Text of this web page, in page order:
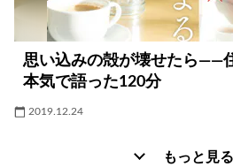
思い込みの殻が壊せたら――
本気で語った120分
2019.12.24
もっと見る